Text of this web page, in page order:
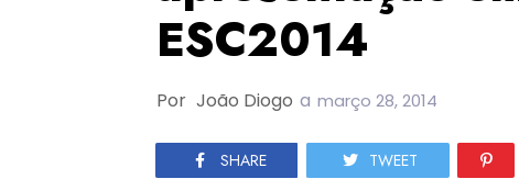
ESC2014
Por João Diogo a março 28, 2014
SHARE TWEET